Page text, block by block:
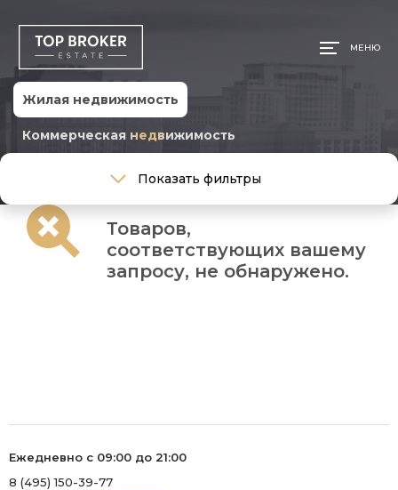
МЕНЮ
Жилая недвижимость
Коммерческая недвижимость
Тип сделки
Тип недвижимости
Тип недвижимости
Район
Показать фильтры
Товаров,
соответствующих вашему
запросу, не обнаружено.
Ежедневно с 09:00 до 21:00
8 (495) 150-39-77